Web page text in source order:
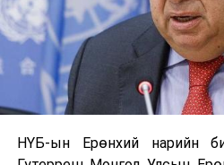
НҮБ-ын Ерөнхий нарийн